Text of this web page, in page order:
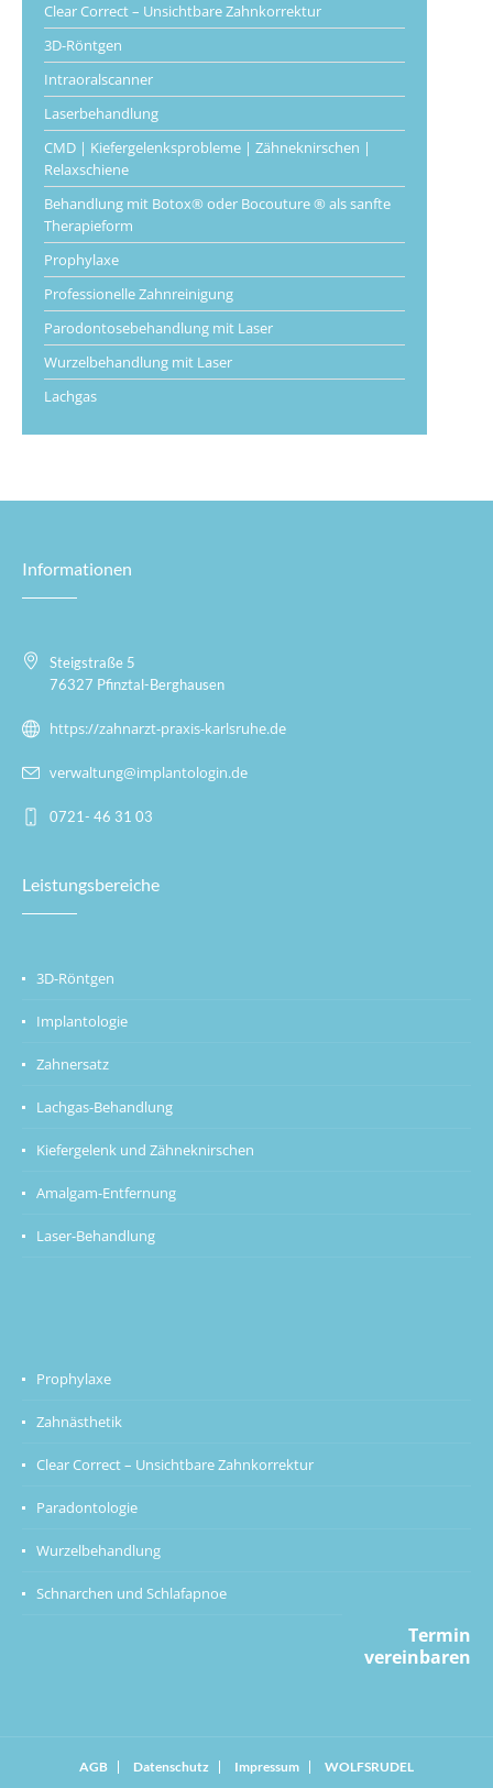
Clear Correct – Unsichtbare Zahnkorrektur
3D-Röntgen
Intraoralscanner
Laserbehandlung
CMD | Kiefergelenksprobleme | Zähneknirschen |
Relaxschiene
Behandlung mit Botox® oder Bocouture ® als sanfte
Therapieform
Prophylaxe
Professionelle Zahnreinigung
Parodontosebehandlung mit Laser
Wurzelbehandlung mit Laser
Lachgas
Informationen
Steigstraße 5
76327 Pfinztal-Berghausen
https://zahnarzt-praxis-karlsruhe.de
verwaltung@implantologin.de
0721- 46 31 03
Leistungsbereiche
3D-Röntgen
Implantologie
Zahnersatz
Lachgas-Behandlung
Kiefergelenk und Zähneknirschen
Amalgam-Entfernung
Laser-Behandlung
Prophylaxe
Zahnästhetik
Clear Correct – Unsichtbare Zahnkorrektur
Paradontologie
Wurzelbehandlung
Schnarchen und Schlafapnoe
Termin
vereinbaren
AGB Datenschutz Impressum WOLFSRUDEL